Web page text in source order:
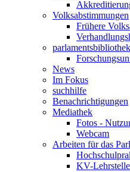
Volksabstimmungen
Frühere
parlamentsbibliothek
News
Im Fokus
suchhilfe
Benachrichtigungen
Mediathek
Fotos -
Webcam
Arbeiten für das
KV-Lehrstelle